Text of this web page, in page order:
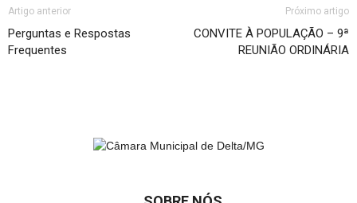
Artigo anterior
Perguntas e Respostas
Frequentes
Próximo artigo
CONVITE À POPULAÇÃO – 9ª
REUNIÃO ORDINÁRIA